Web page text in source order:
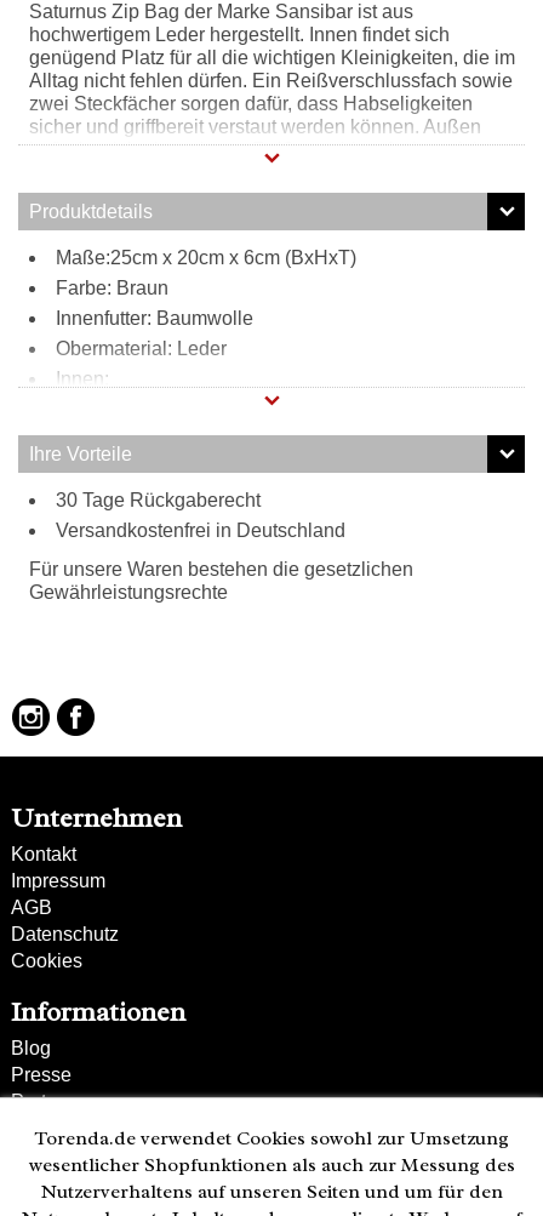
Saturnus Zip Bag der Marke Sansibar ist aus
hochwertigem Leder hergestellt. Innen findet sich
genügend Platz für all die wichtigen Kleinigkeiten, die im
Alltag nicht fehlen dürfen. Ein Reißverschlussfach sowie
zwei Steckfächer sorgen dafür, dass Habseligkeiten
sicher und griffbereit verstaut werden können. Außen
befindet sich ein weiteres Reißverschlussfach, welches
sich bequem in der Größe verstellen.
Produktdetails
Maße:25cm x 20cm x 6cm (BxHxT)
Farbe: Braun
Innenfutter: Baumwolle
Obermaterial: Leder
Innen:
1 Reißverschlussfach
2 Steckfächer
Außen:
1 Reißverschlussfach
Tragweise:
Schulterriemen
Besonderheiten:
Ihre Vorteile
30 Tage Rückgaberecht
Versandkostenfrei in Deutschland
Für unsere Waren bestehen die gesetzlichen
Gewährleistungsrechte
Unternehmen
Kontakt
Impressum
AGB
Datenschutz
Cookies
Informationen
Blog
Presse
Partner
Versand und Zahlung
Bestellung wiederrufen
Kunden-Hotline
Torenda.de verwendet Cookies sowohl zur Umsetzung
wesentlicher Shopfunktionen als auch zur Messung des
Nutzerverhaltens auf unseren Seiten und um für den